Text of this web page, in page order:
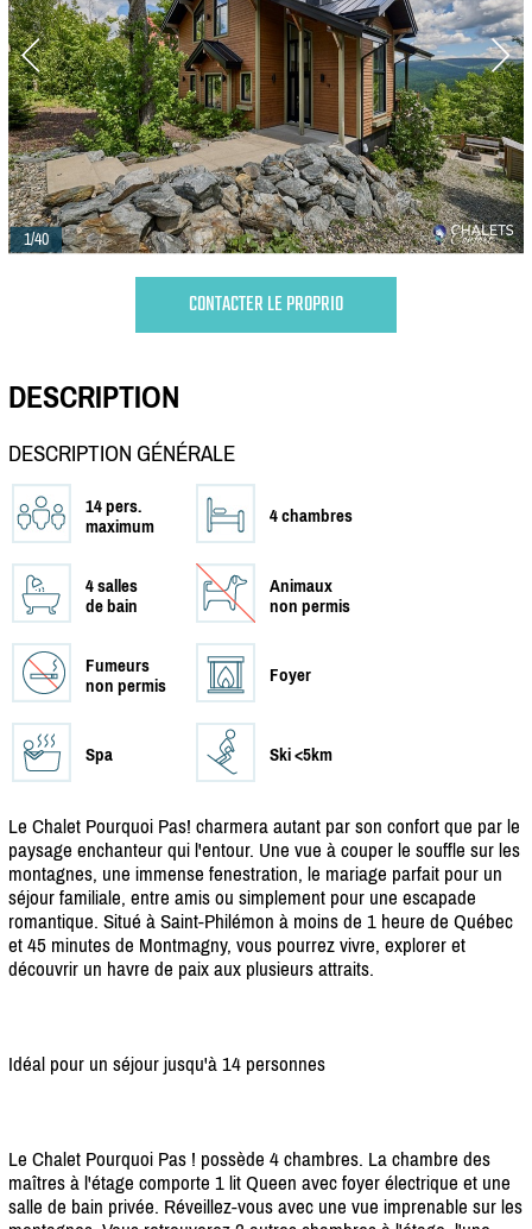
1/40
CONTACTER LE PROPRIO
DESCRIPTION
DESCRIPTION GÉNÉRALE
14 pers.
maximum
4 chambres
4 salles
de bain
Animaux
non permis
Fumeurs
non permis
Foyer
Spa Ski <5km
Le Chalet Pourquoi Pas! charmera autant par son confort que par le
paysage enchanteur qui l'entour. Une vue à couper le souffle sur les
montagnes, une immense fenestration, le mariage parfait pour un
séjour familiale, entre amis ou simplement pour une escapade
romantique. Situé à Saint-Philémon à moins de 1 heure de Québec
et 45 minutes de Montmagny, vous pourrez vivre, explorer et
découvrir un havre de paix aux plusieurs attraits.
Idéal pour un séjour jusqu'à 14 personnes
Le Chalet Pourquoi Pas ! possède 4 chambres. La chambre des
maîtres à l'étage comporte 1 lit Queen avec foyer électrique et une
salle de bain privée. Réveillez-vous avec une vue imprenable sur les